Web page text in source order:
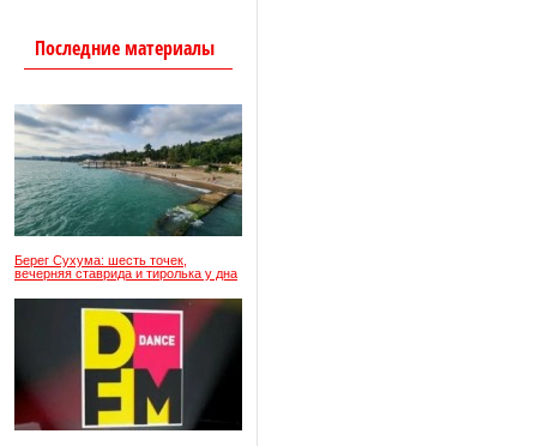
Последние материалы
Берег Сухума: шесть точек,
вечерняя ставрида и тиролька у дна